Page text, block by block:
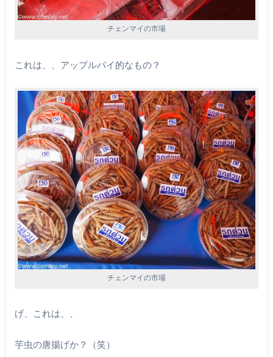
チェンマイの市場
これは、、アップルパイ的なもの？
チェンマイの市場
げ、これは、、
芋虫の唐揚げか？（笑）